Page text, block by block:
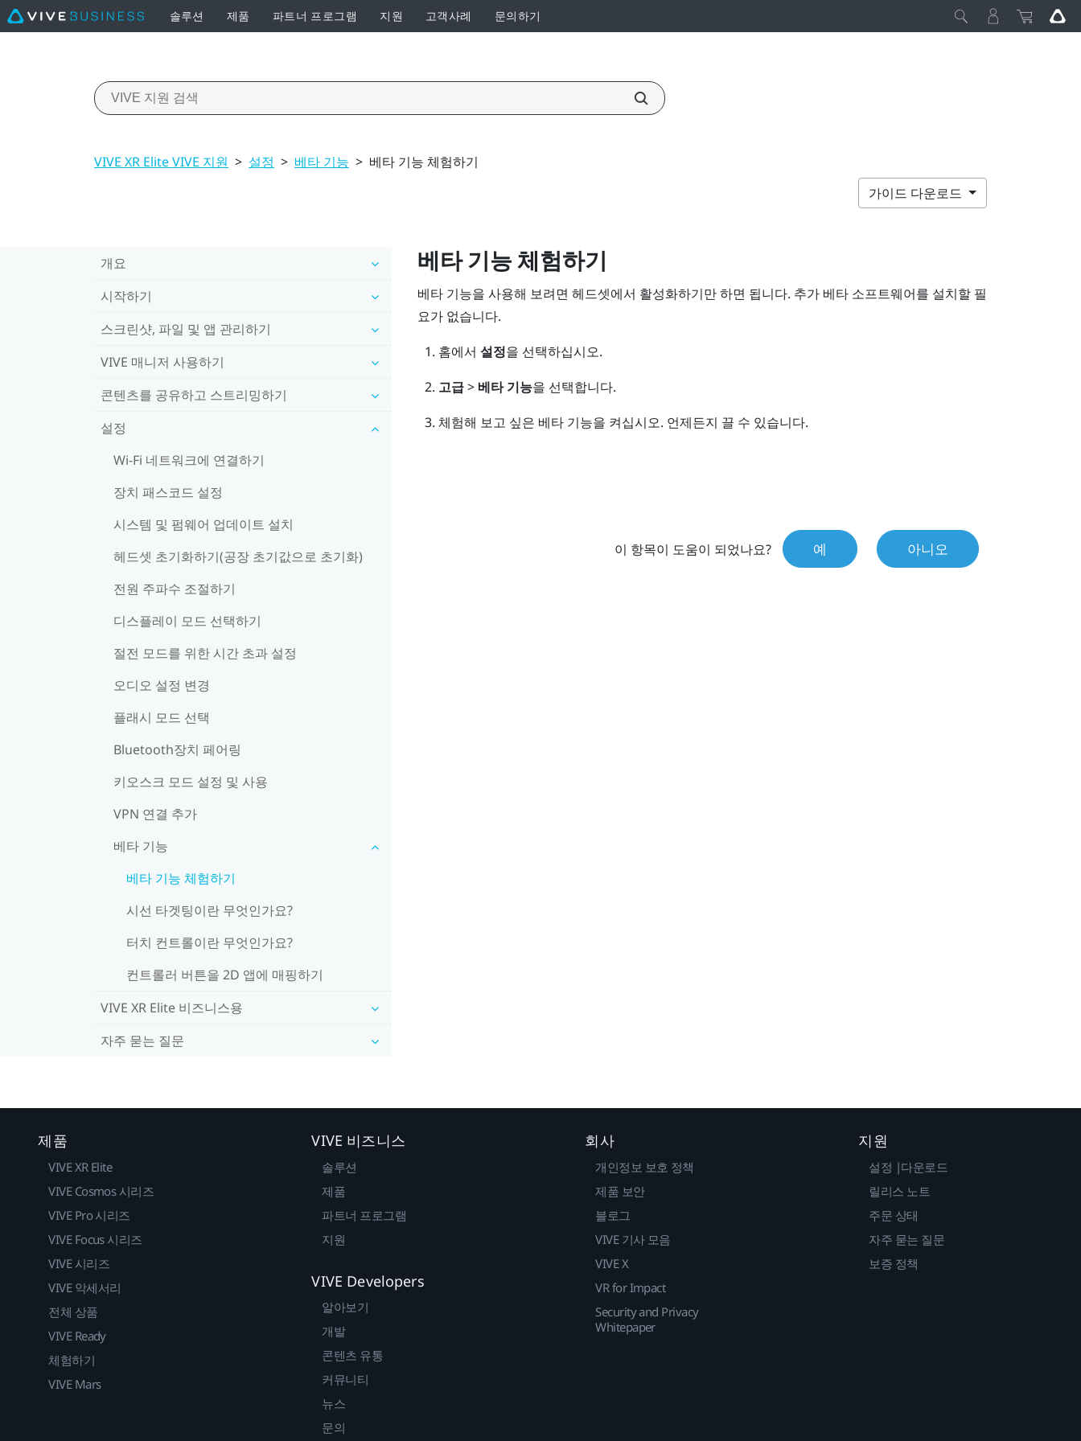
솔루션 제품 파트너 프로그램 지원 고객사례 문의하기
VIVE XR Elite VIVE 지원 > 설정 > 베타 기능 > 베타 기능 체험하기
가이드 다운로드
개요
시작하기
스크린샷, 파일 및 앱 관리하기
VIVE 매니저 사용하기
콘텐츠를 공유하고 스트리밍하기
설정
Wi‍-Fi 네트워크에 연결하기
장치 패스코드 설정
시스템 및 펌웨어 업데이트 설치
헤드셋 초기화하기(공장 초기값으로 초기화)
전원 주파수 조절하기
디스플레이 모드 선택하기
절전 모드를 위한 시간 초과 설정
오디오 설정 변경
플래시 모드 선택
Bluetooth장치 페어링
키오스크 모드 설정 및 사용
VPN 연결 추가
베타 기능
베타 기능 체험하기
시선 타겟팅이란 무엇인가요?
터치 컨트롤이란 무엇인가요?
컨트롤러 버튼을 2D 앱에 매핑하기
VIVE XR Elite 비즈니스용
자주 묻는 질문
베타 기능 체험하기
베타 기능을 사용해 보려면 헤드셋에서 활성화하기만 하면 됩니다. 추가 베타 소프트웨어를 설치할 필
요가 없습니다.
홈에서 설정을 선택하십시오.
고급> 베타 기능을 선택합니다.
체험해 보고 싶은 베타 기능을 켜십시오. 언제든지 끌 수 있습니다.
이 항목이 도움이 되었나요? 예 아니오
제품
VIVE XR Elite
VIVE Cosmos 시리즈
VIVE Pro 시리즈
VIVE Focus 시리즈
VIVE 시리즈
VIVE 악세서리
전체 상품
VIVE Ready
체험하기
VIVE Mars
VIVE 비즈니스
솔루션
제품
파트너 프로그램
지원
VIVE Developers
알아보기
개발
콘텐츠 유통
커뮤니티
뉴스
문의
회사
개인정보 보호 정책
제품 보안
블로그
VIVE 기사 모음
VIVE X
VR for Impact
Security and Privacy
Whitepaper
지원
설정 |다운로드
릴리스 노트
주문 상태
자주 묻는 질문
보증 정책